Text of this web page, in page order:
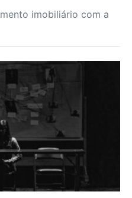
imobiliário com a